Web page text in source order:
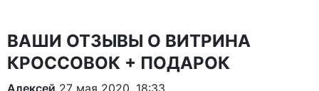
ВАШИ ОТЗЫВЫ О ВИТРИНА
КРОССОВОК + ПОДАРОК